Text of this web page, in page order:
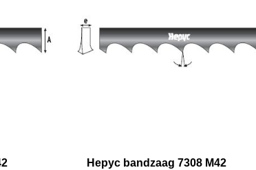
Hepyc bandzaag 7308 M42